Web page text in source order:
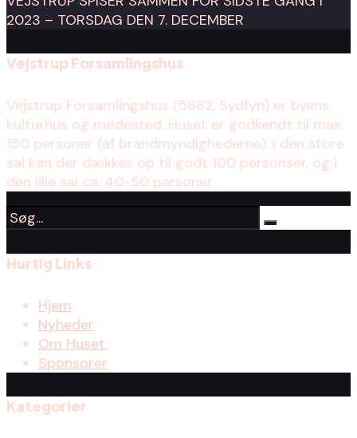
Vejstrup Forsamlingshus
Vejstrup Forsamlingshus (5882, Sydfyn) er byens
kulturhus og mødested. Huset er godkendt til max.
150 personer (af brandmyndighederne). I den store
sal kan der dækkes op til godt 100 personser, og i
den lille sal ca. 40-50 personer.
Hurtig Links
Hjem
Nyheder
Om Huset
Sponsorer
Kategorier